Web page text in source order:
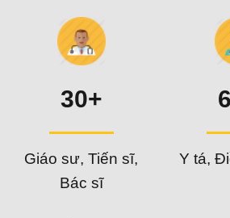
30+
Giáo sư, Tiến sĩ,
Bác sĩ
Y tá,